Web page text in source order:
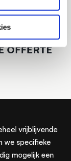
OFFERTE
vrijblijvende
we specifieke
mogelijk een